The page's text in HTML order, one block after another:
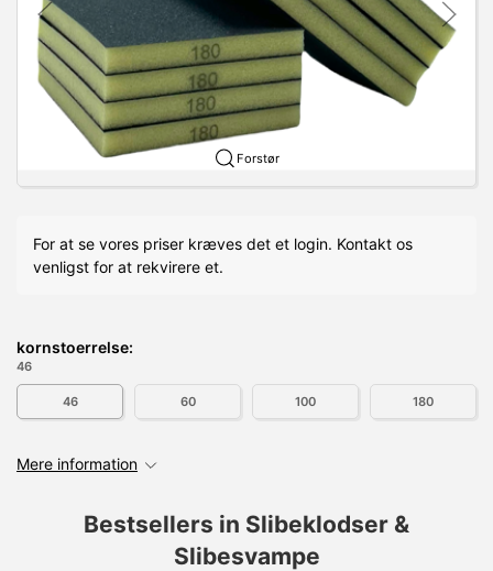
Forstør
For at se vores priser kræves det et login. Kontakt os
venligst for at rekvirere et.
kornstoerrelse:
46
46 60 100 180
Mere information
Bestsellers in Slibeklodser &
Slibesvampe